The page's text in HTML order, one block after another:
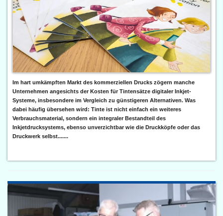
Im hart umkämpften Markt des kommerziellen Drucks zögern manche
Unternehmen angesichts der Kosten für Tintensätze digitaler Inkjet-
Systeme, insbesondere im Vergleich zu günstigeren Alternativen. Was
dabei häufig übersehen wird: Tinte ist nicht einfach ein weiteres
Verbrauchsmaterial, sondern ein integraler Bestandteil des
Inkjetdrucksystems, ebenso unverzichtbar wie die Druckköpfe oder das
Druckwerk selbst.......